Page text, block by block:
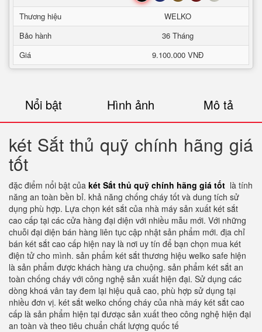
Thương hiệu
WELKO
Bảo hành
36 Tháng
Giá
9.100.000 VNĐ
Nổi bật Hình ảnh Mô tả
két Sắt thủ quỹ chính hãng giá
tốt
đặc điểm nổi bật của két Sắt thủ quỹ chính hãng giá tốt là tính
năng an toàn bền bỉ. khả năng chống cháy tốt và dung tích sử
dụng phù hợp. Lựa chọn két sắt của nhà máy sản xuất két sắt
cao cấp tại các cửa hàng đại diện với nhiều mẫu mới. Với những
chuỗi đại diện bán hàng liên tục cập nhật sản phẩm mới. địa chỉ
bán két sắt cao cấp hiện nay là nơi uy tín để bạn chọn mua két
điện tử cho mình. sản phẩm két sắt thương hiệu welko safe hiện
là sản phẩm được khách hàng ưa chuộng. sản phẩm két sắt an
toàn chống cháy với công nghệ sản xuất hiện đại. Sử dụng các
dòng khoá vân tay đem lại hiệu quả cao, phù hợp sử dụng tại
nhiều đơn vị. két sắt welko chống cháy của nhà máy két sắt cao
cấp là sản phẩm hiện tại đươạc sản xuất theo công nghệ hiện đại
an toàn và theo tiêu chuẩn chất lượng quốc tế